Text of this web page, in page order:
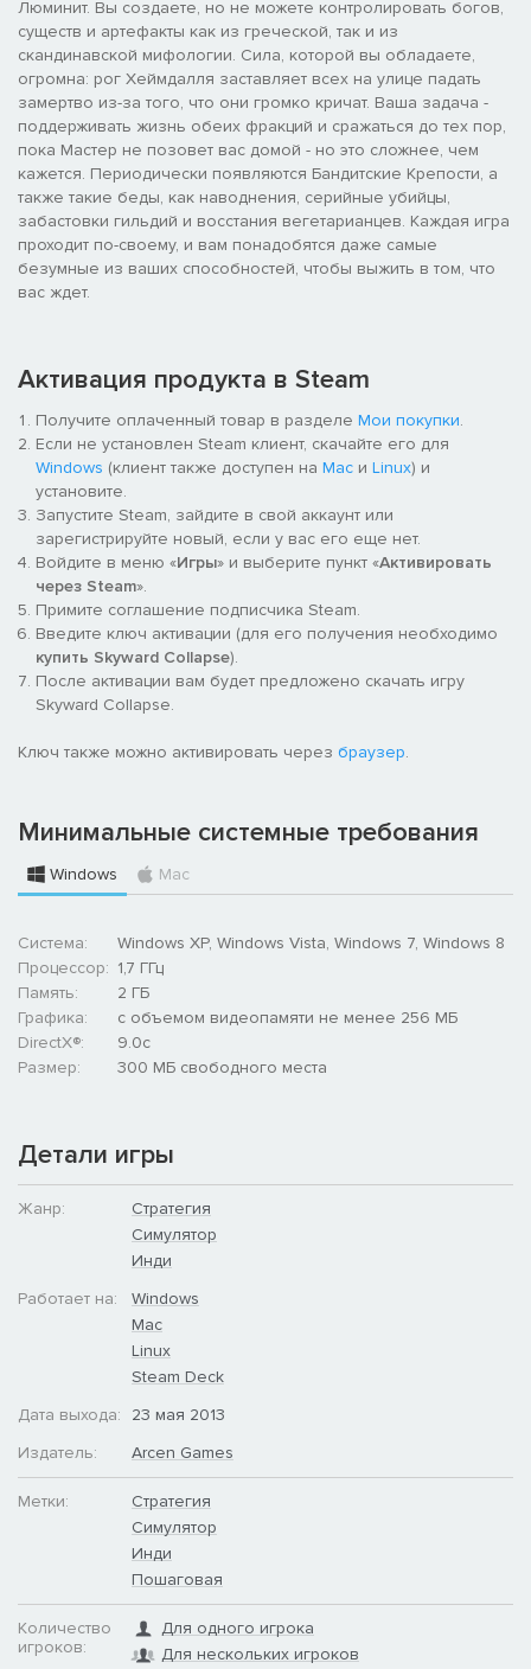
Люминит. Вы создаете, но не можете контролировать богов,
существ и артефакты как из греческой, так и из
скандинавской мифологии. Сила, которой вы обладаете,
огромна: рог Хеймдалля заставляет всех на улице падать
замертво из-за того, что они громко кричат. Ваша задача -
поддерживать жизнь обеих фракций и сражаться до тех пор,
пока Мастер не позовет вас домой - но это сложнее, чем
кажется. Периодически появляются Бандитские Крепости, а
также такие беды, как наводнения, серийные убийцы,
забастовки гильдий и восстания вегетарианцев. Каждая игра
проходит по-своему, и вам понадобятся даже самые
безумные из ваших способностей, чтобы выжить в том, что
вас ждет.
Активация продукта в Steam
Получите оплаченный товар в разделе Мои покупки.
Если не установлен Steam клиент, скачайте его для
Windows (клиент также доступен на Mac и Linux) и
установите.
Запустите Steam, зайдите в свой аккаунт или
зарегистрируйте новый, если у вас его еще нет.
Войдите в меню «Игры» и выберите пункт «Активировать
через Steam».
Примите соглашение подписчика Steam.
Введите ключ активации (для его получения необходимо
купить Skyward Collapse).
После активации вам будет предложено скачать игру
Skyward Collapse.
Ключ также можно активировать через браузер.
Минимальные системные требования
Windows Mac
Система:
Windows XP, Windows Vista, Windows 7, Windows 8
Процессор: 1,7 ГГц
Память:
2 ГБ
Графика:
с объемом видеопамяти не менее 256 МБ
DirectX®:
9.0c
Размер:
300 МБ свободного места
Детали игры
Жанр:
Стратегия
Симулятор
Инди
Работает на:
Windows
Mac
Linux
Steam Deck
Дата выхода:
23 мая 2013
Издатель:
Arcen Games
Метки:
Стратегия
Симулятор
Инди
Пошаговая
Количество
игроков:
Для одного игрока
Для нескольких игроков